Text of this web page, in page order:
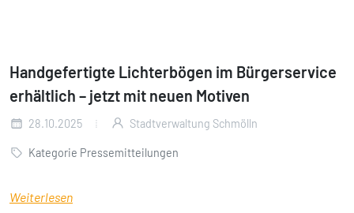
Handgefertigte Lichterbögen im Bürgerservice
erhältlich – jetzt mit neuen Motiven
28.10.2025 Stadtverwaltung Schmölln
Kategorie Pressemitteilungen
Weiterlesen